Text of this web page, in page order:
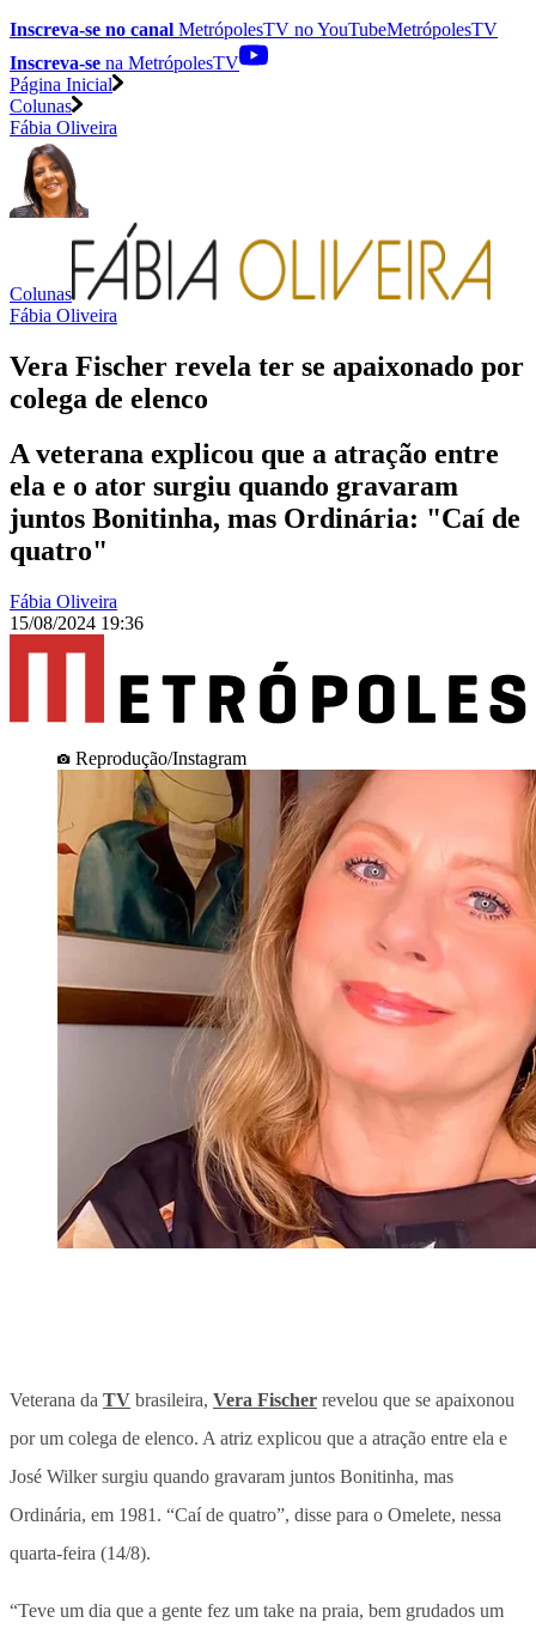
Inscreva-se no canal MetrópolesTV noYouTubeMetrópolesTV
Inscreva-se na MetrópolesTV
Página Inicial
Colunas
Fábia Oliveira
Colunas
Fábia Oliveira
Vera Fischer revela ter se apaixonado por
colega de elenco
A veterana explicou que a atração entre
ela e o ator surgiu quando gravaram
juntos Bonitinha, mas Ordinária: "Caí de
quatro"
Fábia Oliveira
15/08/2024 19:36
Reprodução/Instagram
Veterana da TV brasileira, Vera Fischer revelou que se apaixonou
por um colega de elenco. A atriz explicou que a atração entre ela e
José Wilker surgiu quando gravaram juntos Bonitinha, mas
Ordinária, em 1981. “Caí de quatro”, disse para o Omelete, nessa
quarta-feira (14/8).
“Teve um dia que a gente fez um take na praia, bem grudados um